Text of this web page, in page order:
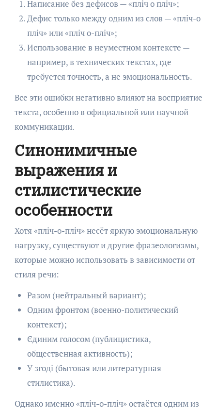
Написание без дефисов — «пліч о пліч»;
Дефис только между одним из слов — «пліч-о
пліч» или «пліч о-пліч»;
Использование в неуместном контексте —
например, в технических текстах, где
требуется точность, а не эмоциональность.
Все эти ошибки негативно влияют на восприятие
текста, особенно в официальной или научной
коммуникации.
Синонимичные
выражения и
стилистические
особенности
Хотя «пліч-о-пліч» несёт яркую эмоциональную
нагрузку, существуют и другие фразеологизмы,
которые можно использовать в зависимости от
стиля речи:
Разом (нейтральный вариант);
Одним фронтом (военно-политический
контекст);
Єдиним голосом (публицистика,
общественная активность);
У згоді (бытовая или литературная
стилистика).
Однако именно «пліч-о-пліч» остаётся одним из